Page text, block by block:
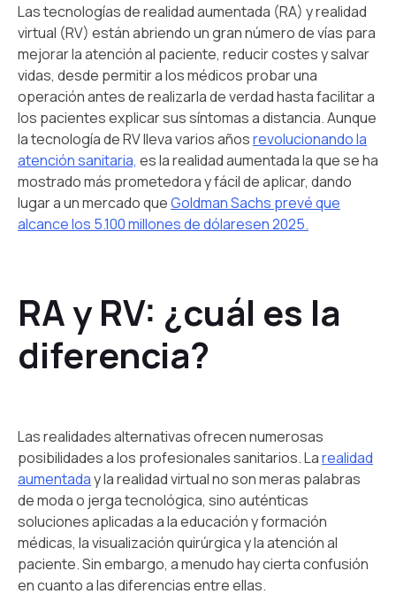
Las tecnologías de realidad aumentada (RA) y realidad
virtual (RV) están abriendo un gran número de vías para
mejorar la atención al paciente, reducir costes y salvar
vidas, desde permitir a los médicos probar una
operación antes de realizarla de verdad hasta facilitar a
los pacientes explicar sus síntomas a distancia. Aunque
la tecnología de RV lleva varios añosrevolucionando la
atención sanitaria, es la realidad aumentada la que se ha
mostrado más prometedora y fácil de aplicar, dando
lugar a un mercado queGoldman Sachs prevé que
alcance los 5.100 millones de dólaresen 2025.
RA y RV: ¿cuál es la
diferencia?
Las realidades alternativas ofrecen numerosas
posibilidades a los profesionales sanitarios. Larealidad
aumentaday la realidad virtual no son meras palabras
de moda o jerga tecnológica, sino auténticas
soluciones aplicadas a la educación y formación
médicas, la visualización quirúrgica y la atención al
paciente. Sin embargo, a menudo hay cierta confusión
en cuanto a las diferencias entre ellas.